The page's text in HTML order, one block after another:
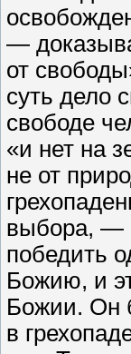
—
от
суть дело
свободе
«и нет на
не от
выбора, —
победить
Божию, и
Божии. Он
в